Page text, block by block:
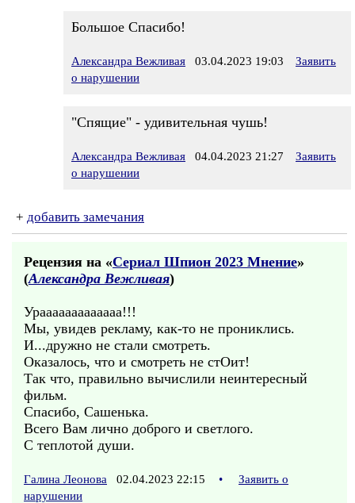
Большое Спасибо!
Александра Вежливая 03.04.2023 19:03
Заявить
о нарушении
"Спящие" - удивительная чушь!
Александра Вежливая 04.04.2023 21:27
Заявить
о нарушении
+ добавить замечания
Рецензия на «Сериал Шпион 2023 Мнение»
(Александра Вежливая)
Урааааааааааааа!!!
Мы, увидев рекламу, как-то не прониклись.
И...дружно не стали смотреть.
Оказалось, что и смотреть не стОит!
Так что, правильно вычислили неинтересный
фильм.
Спасибо, Сашенька.
Всего Вам лично доброго и светлого.
С теплотой души.
Галина Леонова 02.04.2023 22:15 •
Заявить о
нарушении